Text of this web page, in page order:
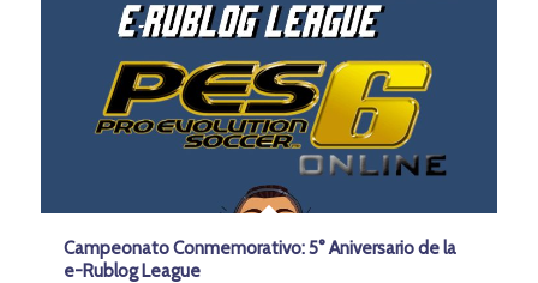
Campeonato Conmemorativo: 5° Aniversario de la
e-Rublog League